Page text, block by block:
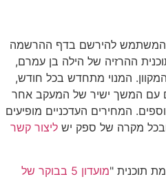
באפשרות המשתמש להירשם בדף ההרשמה
ההרזיה של הילה בן עמרם,
המנוי מתחדש בכל חודש,
30 יום נוספים עם המשך ישיר של המעקב אחר
האישי ל-30 יום נוספים. המחירים העדכניים מופיעים
מקרה של ספק יש ליצור קשר
מועדון 5 בבוקר של